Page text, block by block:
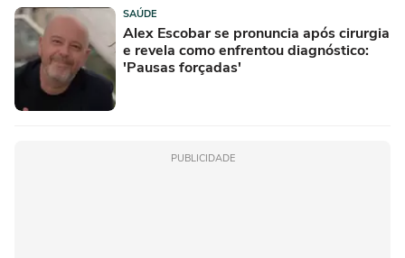
SAÚDE
Alex Escobar se pronuncia após cirurgia
e revela como enfrentou diagnóstico:
'Pausas forçadas'
PUBLICIDADE